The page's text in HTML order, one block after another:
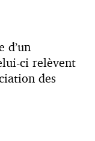
d’un
ci relèvent
des